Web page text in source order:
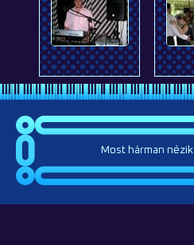
Most hárman